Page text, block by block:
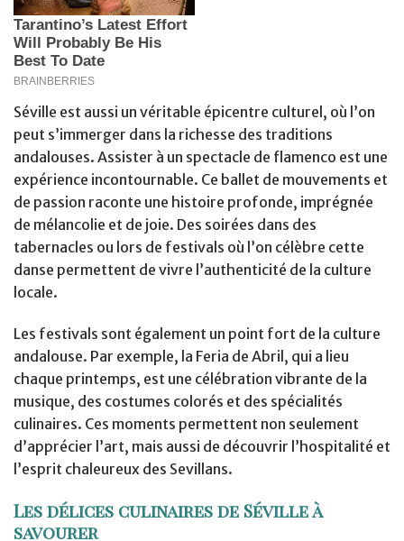
Séville est aussi un véritable épicentre culturel, où l’on
peut s’immerger dans la richesse des traditions
andalouses. Assister à un spectacle de flamenco est une
expérience incontournable. Ce ballet de mouvements et
de passion raconte une histoire profonde, imprégnée
de mélancolie et de joie. Des soirées dans des
tabernacles ou lors de festivals où l’on célèbre cette
danse permettent de vivre l’authenticité de la culture
locale.
Les festivals sont également un point fort de la culture
andalouse. Par exemple, la Feria de Abril, qui a lieu
chaque printemps, est une célébration vibrante de la
musique, des costumes colorés et des spécialités
culinaires. Ces moments permettent non seulement
d’apprécier l’art, mais aussi de découvrir l’hospitalité et
l’esprit chaleureux des Sevillans.
Les délices culinaires de Séville à
savourer